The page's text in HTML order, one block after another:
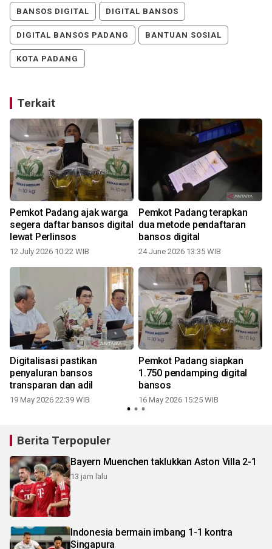
BANSOS DIGITAL DIGITAL BANSOS
DIGITAL BANSOS PADANG BANTUAN SOSIAL
KOTA PADANG
Terkait
Pemkot Padang ajak warga
segera daftar bansos digital
lewat Perlinsos
12 July 2026 10:22 WIB
Pemkot Padang terapkan
dua metode pendaftaran
bansos digital
24 June 2026 13:35 WIB
Digitalisasi pastikan
penyaluran bansos
transparan dan adil
19 May 2026 22:39 WIB
Pemkot Padang siapkan
1.750 pendamping digital
bansos
16 May 2026 15:25 WIB
Berita Terpopuler
Bayern Muenchen taklukkan Aston Villa 2-1
13 jam lalu
Indonesia bermain imbang 1-1 kontra
Singapura